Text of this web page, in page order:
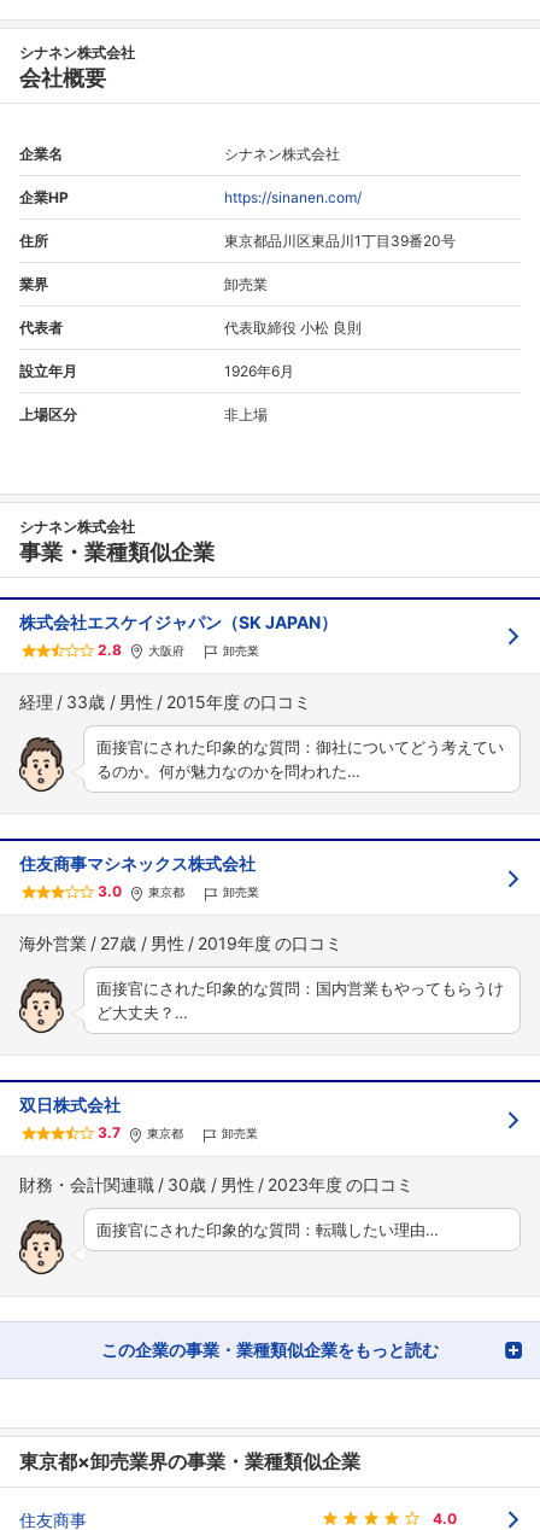
シナネン株式会社
会社概要
企業名 シナネン株式会社
企業HP https://sinanen.com/
住所 東京都品川区東品川1丁目39番20号
業界 卸売業
代表者 代表取締役 小松 良則
設立年月 1926年6月
上場区分 非上場
シナネン株式会社
事業・業種類似企業
株式会社エスケイジャパン（SK JAPAN）
2.8 大阪府 卸売業
経理 33歳 男性 2015年度
面接官にされた印象的な質問：御社についてどう考えてい
るのか。何が魅力なのかを問われた…
住友商事マシネックス株式会社
3.0 東京都 卸売業
海外営業 27歳 男性 2019年度
面接官にされた印象的な質問：国内営業もやってもらうけ
ど大丈夫？…
双日株式会社
3.7 東京都 卸売業
財務・会計関連職 30歳 男性 2023年度
面接官にされた印象的な質問：転職したい理由…
この企業の事業・業種類似企業をもっと読む
東京都×卸売業界の事業・業種類似企業
住友商事 4.0